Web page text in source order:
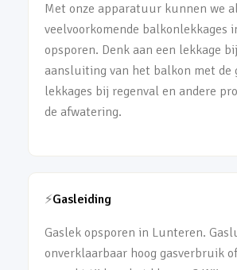
Met onze apparatuur kunnen we
veelvoorkomende balkonlekkages
opsporen. Denk aan een lekkage
aansluiting van het balkon met de
lekkages bij regenval en andere
de afwatering.
⚡Gasleiding
Gaslek opsporen in Lunteren.
onverklaarbaar hoog gasverbruik